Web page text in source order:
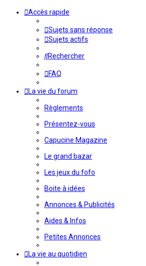
Accès rapide
Sujets sans réponse
Sujets actifs
Rechercher
FAQ
La vie du forum
Règlements
Présentez-vous
Capucine Magazine
Le grand bazar
Les jeux du fofo
Boite à idées
Annonces & Publicités
Aides & Infos
Petites Annonces
La vie au quotidien